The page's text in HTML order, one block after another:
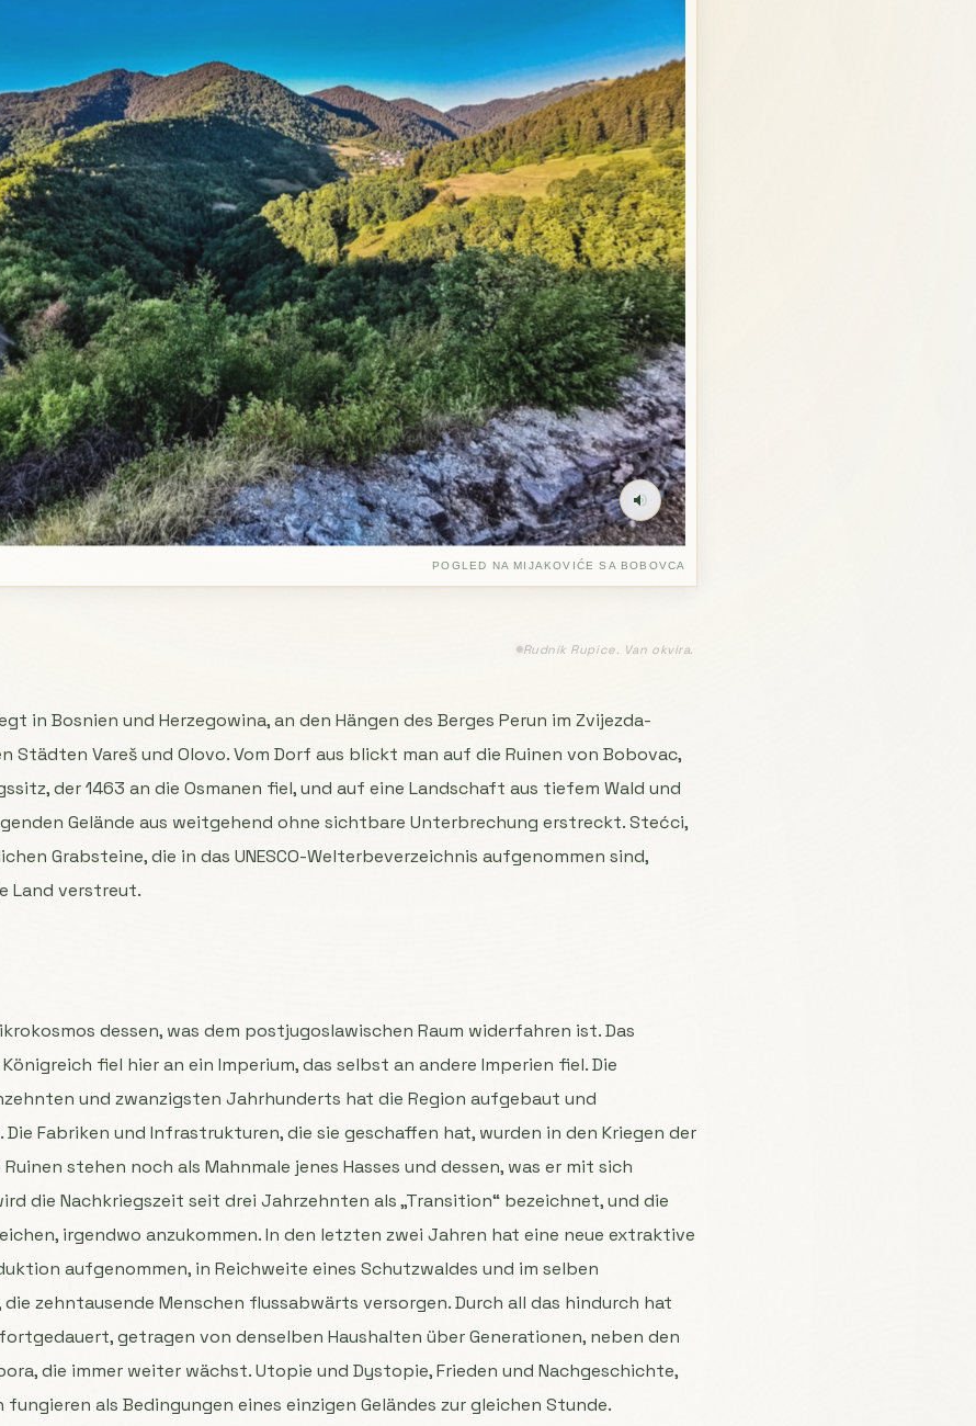
POGLED NA MIJAKOVIĆE SA BOBOVCA
Rudnik Rupice. Van okvira.
in Bosnien und Herzegowina, an den Hängen des Berges Perun im Zvijezda-
Städten Vareš und Olovo. Vom Dorf aus blickt man auf die Ruinen von Bobovac,
der 1463 an die Osmanen fiel, und auf eine Landschaft aus tiefem Wald und
Gelände aus weitgehend ohne sichtbare Unterbrechung erstreckt. Stećci,
Grabsteine, die in das UNESCO-Welterbeverzeichnis aufgenommen sind,
Land verstreut.
dessen, was dem postjugoslawischen Raum widerfahren ist. Das
fiel hier an ein Imperium, das selbst an andere Imperien fiel. Die
und zwanzigsten Jahrhunderts hat die Region aufgebaut und
Fabriken und Infrastrukturen, die sie geschaffen hat, wurden in den Kriegen der
stehen noch als Mahnmale jenes Hasses und dessen, was er mit sich
die Nachkriegszeit seit drei Jahrzehnten als „Transition“ bezeichnet, und die
irgendwo anzukommen. In den letzten zwei Jahren hat eine neue extraktive
aufgenommen, in Reichweite eines Schutzwaldes und im selben
die zehntausende Menschen flussabwärts versorgen. Durch all das hindurch hat
getragen von denselben Haushalten über Generationen, neben den
die immer weiter wächst. Utopie und Dystopie, Frieden und Nachgeschichte,
als Bedingungen eines einzigen Geländes zur gleichen Stunde.